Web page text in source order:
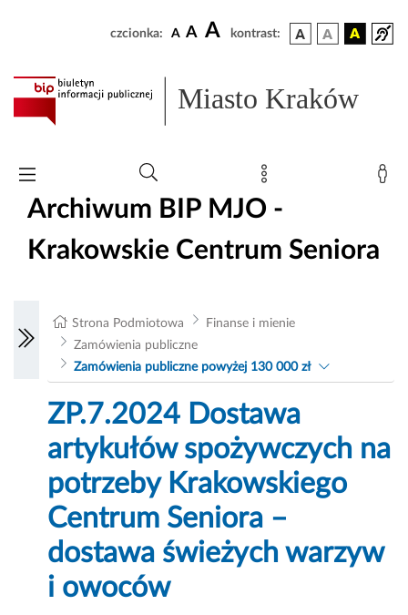
czcionka: A A A kontrast:
Miasto Kraków
Archiwum BIP MJO -
Krakowskie Centrum Seniora
Strona Podmiotowa
Finanse i mienie
Zamówienia publiczne
Zamówienia publiczne powyżej 130 000 zł
ZP.7.2024 Dostawa
artykułów spożywczych na
potrzeby Krakowskiego
Centrum Seniora –
dostawa świeżych warzyw
i owoców